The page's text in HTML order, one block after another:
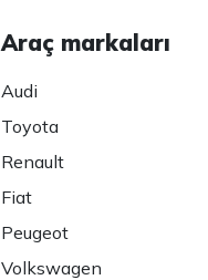
Araç markaları
Audi
Toyota
Renault
Fiat
Peugeot
Volkswagen